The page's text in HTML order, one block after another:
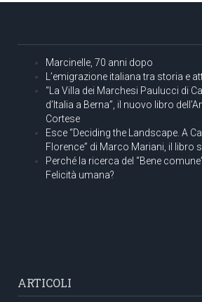
Marcinelle, 70 anni dopo
L’emigrazione italiana tra storia e
“La Villa dei Marchesi Paulucci di
d’Italia a Berna”, il nuovo libro
Cortese
Esce “Deciding the Landscape. A
Florence” di Marco Mariani, il libro
Perché la ricerca del “Bene
Felicità umana?
ARTICOLI